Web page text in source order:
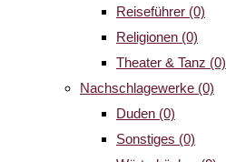
Reiseführer (0)
Religionen (0)
Theater & Tanz (0)
Nachschlagewerke (0)
Duden (0)
Sonstiges (0)